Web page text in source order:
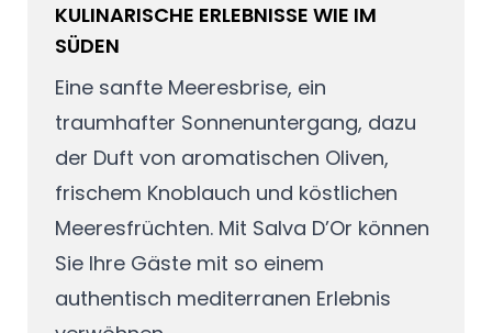
KULINARISCHE ERLEBNISSE WIE IM
SÜDEN
Eine sanfte Meeresbrise, ein
traumhafter Sonnenuntergang, dazu
der Duft von aromatischen Oliven,
frischem Knoblauch und köstlichen
Meeresfrüchten. Mit Salva D’Or können
Sie Ihre Gäste mit so einem
authentisch mediterranen Erlebnis